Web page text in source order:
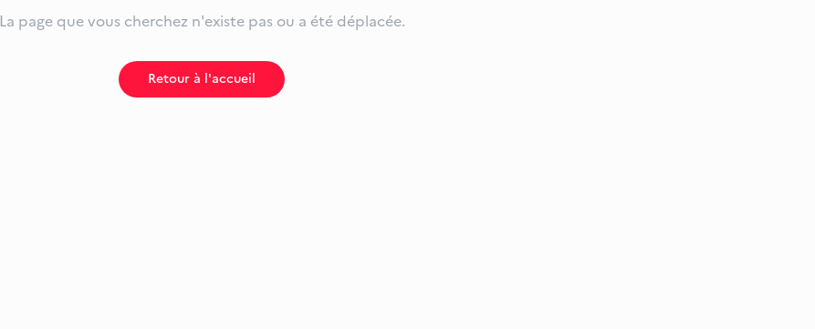
La page que vous cherchez n'existe pas ou a été déplacée.
Retour à l'accueil